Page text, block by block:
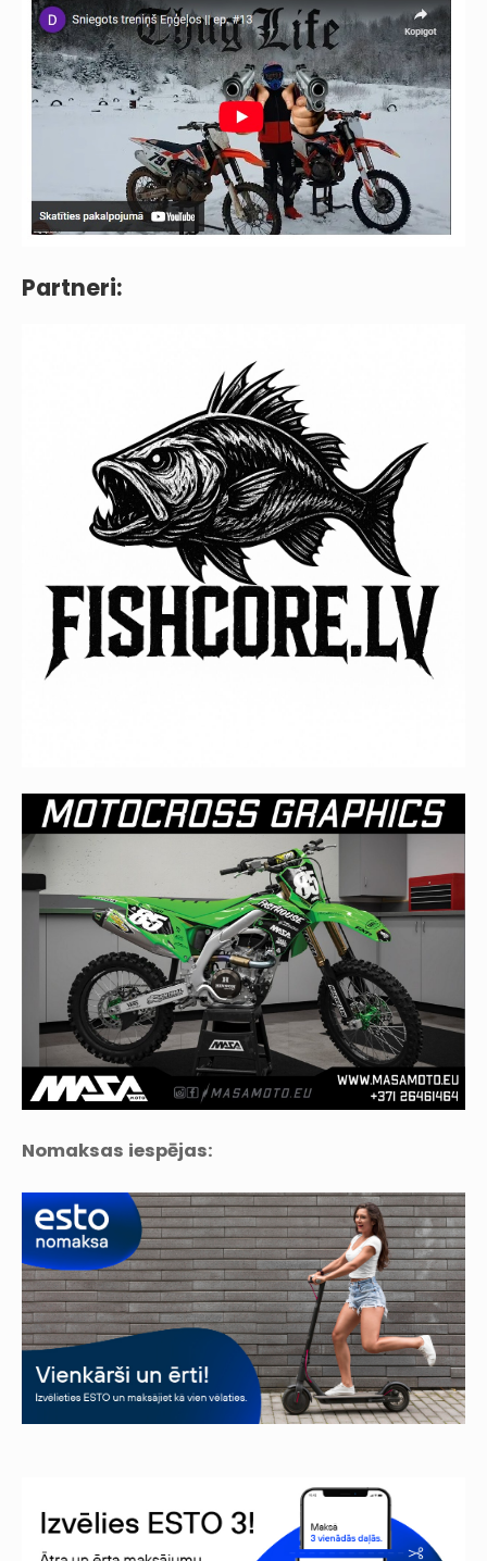
Partneri:
Nomaksas iespējas: